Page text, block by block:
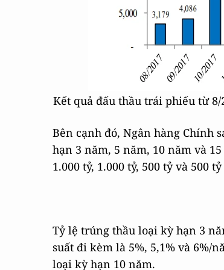
Kết quả đấu thầu trái phiếu từ 8/
Bên cạnh đó, Ngân hàng Chính
hạn 3 năm, 5 năm, 10 năm và
1.000 tỷ, 1.000 tỷ, 500 tỷ và 500
Tỷ lệ trúng thầu loại kỳ hạn 3
suất đi kèm là 5%, 5,1% và 6%/
loại kỳ hạn 10 năm.